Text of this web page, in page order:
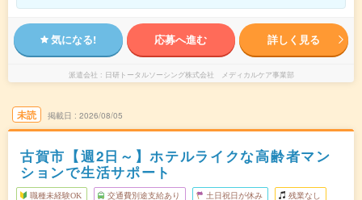
気になる! 応募へ進む 詳しく見る
派遣会社 日研トータルソーシング株式会社 メディカルケア事業部
未読 掲載日 2026/08/05
古賀市【週2日～】ホテルライクな高齢者マン
ションで生活サポート
職種未経験OK 交通費別途支給あり 土日祝日が休み 残業なし